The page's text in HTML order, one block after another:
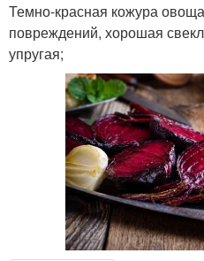
Темно-красная кожура
повреждений, хорошая
упругая;